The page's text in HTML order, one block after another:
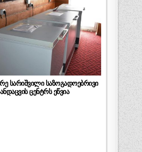
სარიშვილი საზოგადოებრივი
ცენტრს ეწვია